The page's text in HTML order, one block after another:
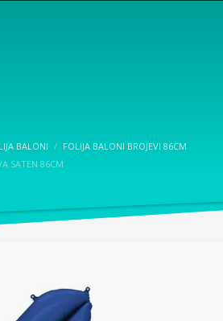
BALONI
FOLIJA BALONI BROJEVI 86CM
SATEN 86CM